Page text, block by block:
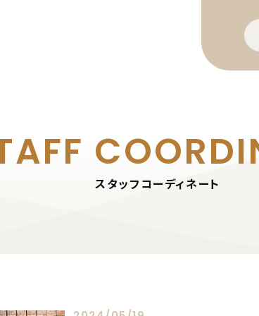
スタッフコーディネート